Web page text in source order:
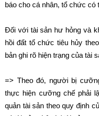
báo cho cá nhân, tổ chức có
Đối với tài sản hư hỏng và
hồi đất tổ chức tiêu hủy
bản ghi rõ hiện trạng của tài
=> Theo đó, người bị
thực hiện cưỡng chế phải
quản tài sản theo quy định